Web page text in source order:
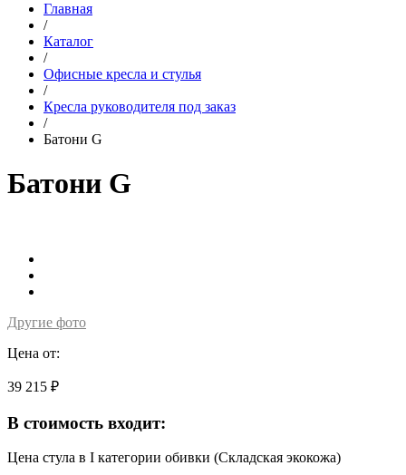
Главная
/
Каталог
/
Офисные кресла и стулья
/
Кресла руководителя под заказ
/
Батони G
Батони G
Другие фото
Цена от:
39 215 ₽
В стоимость входит:
Цена стула в I категории обивки (Складская экокожа)